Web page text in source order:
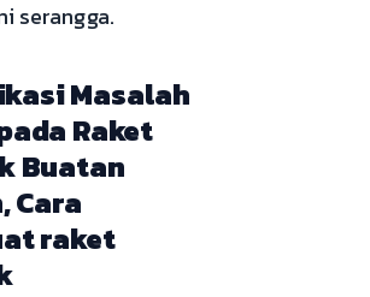
serangga.
Masalah
Raket
Buatan
Cara
raket